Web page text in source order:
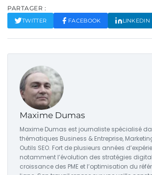
PARTAGER :
TWITTER FACEBOOK LINKEDIN
Maxime Dumas
Maxime Dumas est journaliste spécialisé
thématiques Business & Entreprise,
Outils SEO. Fort de plusieurs années
notamment l’évolution des stratégies
croissance des PME et l’optimisation du